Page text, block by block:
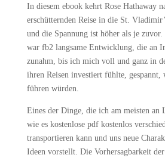
In diesem ebook kehrt Rose Hathaway
erschütternden Reise in die St.
und die Spannung ist höher als je zuvor.
war fb2 langsame Entwicklung, die an
zunahm, bis ich mich voll und ganz in
ihren Reisen investiert fühlte, gespannt,
führen würden.
Eines der Dinge, die ich am meisten an
wie es kostenlose pdf kostenlos
transportieren kann und uns neue
Ideen vorstellt. Die Vorhersagbarkeit